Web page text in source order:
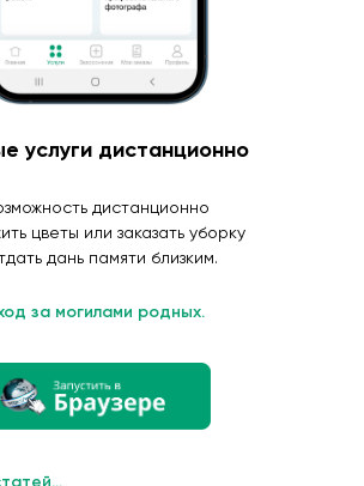
услуги дистанционно
дистанционно
цветы или заказать уборку
дань памяти близким.
за могилами родных.